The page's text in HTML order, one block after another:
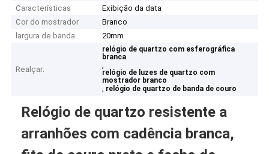
Características
Exibição da data
Cor do mostrador
Branco
largura de banda
20mm
Realçar:
relógio de quartzo com esferográfica
branca
,
relógio de luzes de quartzo com
mostrador branco
, relógio de quartzo de banda de couro
Relógio de quartzo resistente a
arranhões com cadência branca,